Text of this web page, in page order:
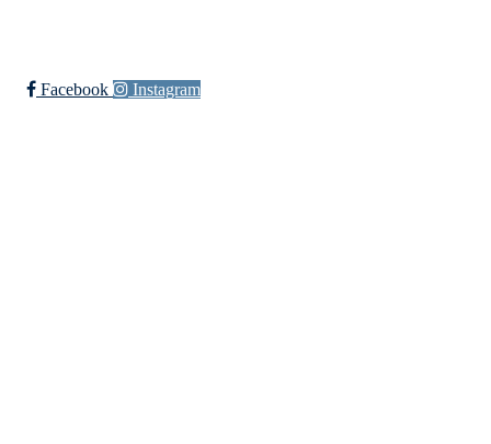
Facebook Instagram